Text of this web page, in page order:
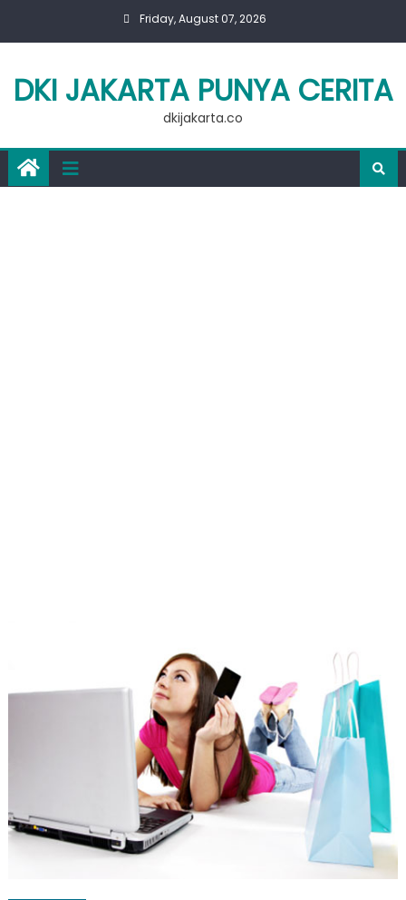
Friday, August 07, 2026
DKI JAKARTA PUNYA CERITA
dkijakarta.co